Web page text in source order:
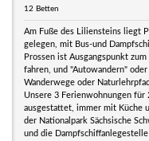
12 Betten
Am Fuße des Liliensteins liegt
gelegen, mit Bus-und
Prossen ist Ausgangspunkt
fahren, und "Autowandern"
Wanderwege oder
Unsere 3 Ferienwohnungen
ausgestattet, immer mit Küche
der Nationalpark Sächsische
und die